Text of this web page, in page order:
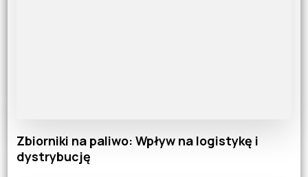
Zbiorniki na paliwo: Wpływ na logistykę i
dystrybucję